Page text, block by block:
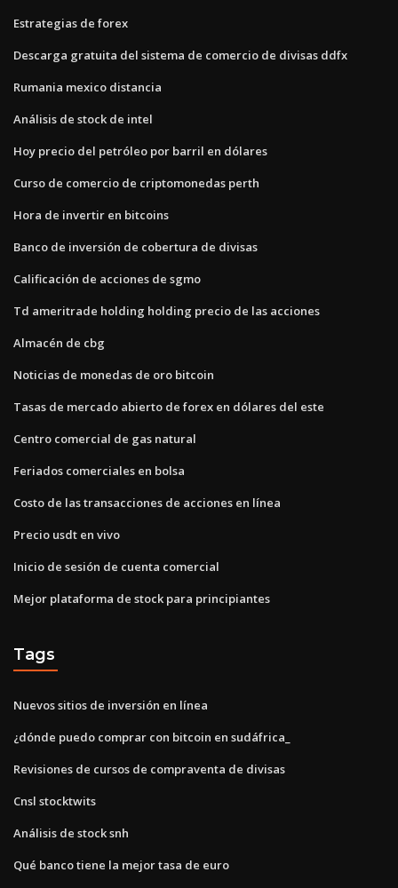
Estrategias de forex
Descarga gratuita del sistema de comercio de divisas ddfx
Rumania mexico distancia
Análisis de stock de intel
Hoy precio del petróleo por barril en dólares
Curso de comercio de criptomonedas perth
Hora de invertir en bitcoins
Banco de inversión de cobertura de divisas
Calificación de acciones de sgmo
Td ameritrade holding holding precio de las acciones
Almacén de cbg
Noticias de monedas de oro bitcoin
Tasas de mercado abierto de forex en dólares del este
Centro comercial de gas natural
Feriados comerciales en bolsa
Costo de las transacciones de acciones en línea
Precio usdt en vivo
Inicio de sesión de cuenta comercial
Mejor plataforma de stock para principiantes
Tags
Nuevos sitios de inversión en línea
¿dónde puedo comprar con bitcoin en sudáfrica_
Revisiones de cursos de compraventa de divisas
Cnsl stocktwits
Análisis de stock snh
Qué banco tiene la mejor tasa de euro